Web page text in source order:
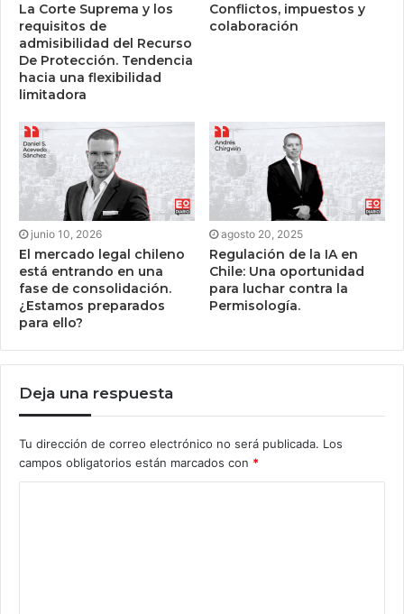
La Corte Suprema y los
requisitos de
admisibilidad del Recurso
De Protección. Tendencia
hacia una flexibilidad
limitadora
Conflictos, impuestos y
colaboración
junio 10, 2026
El mercado legal chileno
está entrando en una
fase de consolidación.
¿Estamos preparados
para ello?
agosto 20, 2025
Regulación de la IA en
Chile: Una oportunidad
para luchar contra la
Permisología.
Deja una respuesta
Tu dirección de correo electrónico no será publicada. Los
campos obligatorios están marcados con *